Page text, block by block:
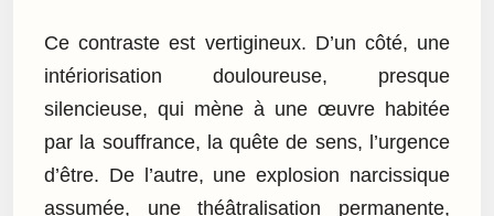
Ce contraste est vertigineux. D’un côté, une
intériorisation douloureuse, presque
silencieuse, qui mène à une œuvre habitée
par la souffrance, la quête de sens, l’urgence
d’être. De l’autre, une explosion narcissique
assumée, une théâtralisation permanente,